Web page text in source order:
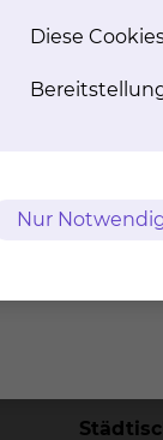
Diese
Nur